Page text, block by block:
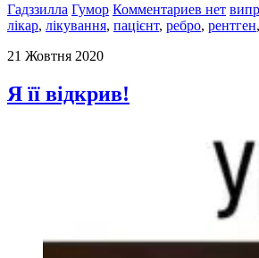
Гадззилла Гумор Комментариев нет
лікар, лікування, пацієнт, ребро, рентген,
21 Жовтня 2020
Я її відкрив!